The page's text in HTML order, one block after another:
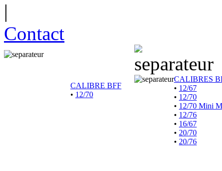
|
Contact
CALIBRE BFF
• 12/70
CALIBRES
• 12/67
• 12/70
• 12/70 Mini
• 12/76
• 16/67
• 20/70
• 20/76